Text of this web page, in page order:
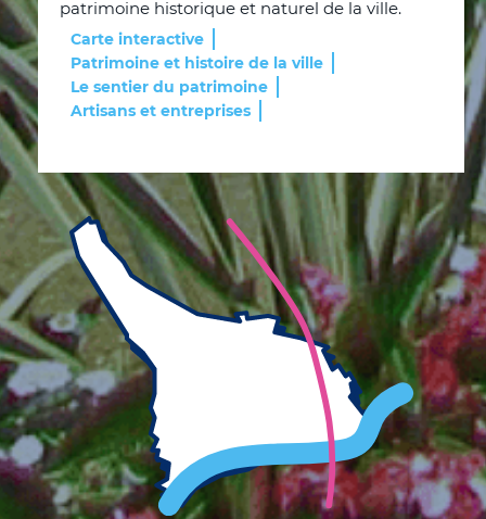
patrimoine historique et naturel de la ville.
Carte interactive
Patrimoine et histoire de la ville
Le sentier du patrimoine
Artisans et entreprises